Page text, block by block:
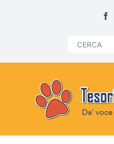
Search
HOME